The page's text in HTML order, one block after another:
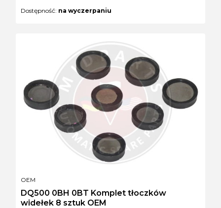
Dostępność: na wyczerpaniu
DQ500 0BH 0BT Komplet tłoczków
widełek 8 sztuk OEM
PRODUCENT
OEM